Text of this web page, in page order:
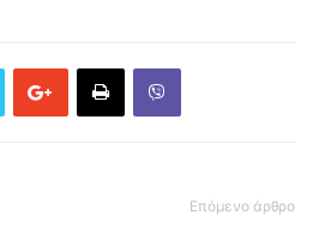
Επόμενο άρθρο